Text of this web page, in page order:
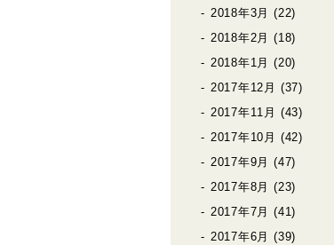
2018年3月 (22)
2018年2月 (18)
2018年1月 (20)
2017年12月 (37)
2017年11月 (43)
2017年10月 (42)
2017年9月 (47)
2017年8月 (23)
2017年7月 (41)
2017年6月 (39)